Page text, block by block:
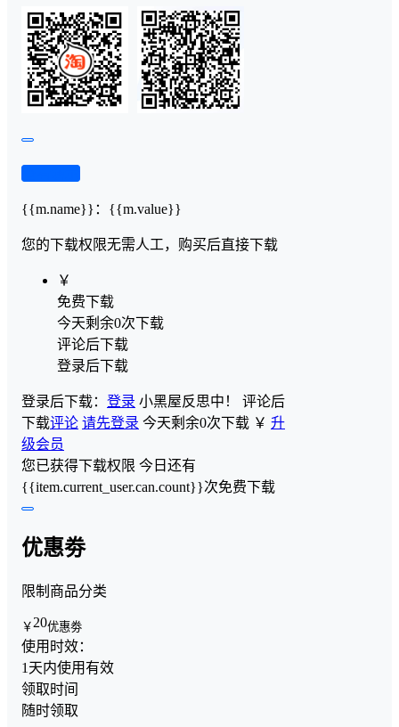
{{m.name}} ： {{m.value}}
您的下载权限无需人工，购买后直接下载
￥
免费下载
今天剩余0次下载
评论后下载
登录后下载
登录后下载： 登录 小黑屋反思中！ 评论后
下载评论 请先登录 今天剩余0次下载 ￥ 升
级会员
您已获得下载权限 今日还有
{{item.current_user.can.count}}次免费下载
优惠劵
限制商品分类
￥ 20优惠劵
使用时效：
1天内使用有效
领取时间
随时领取